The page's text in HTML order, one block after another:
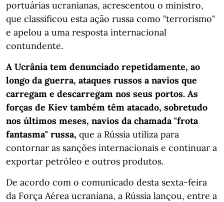
portuárias ucranianas, acrescentou o ministro,
que classificou esta ação russa como "terrorismo"
e apelou a uma resposta internacional
contundente.
A Ucrânia tem denunciado repetidamente, ao
longo da guerra, ataques russos a navios que
carregam e descarregam nos seus portos. As
forças de Kiev também têm atacado, sobretudo
nos últimos meses, navios da chamada "frota
fantasma" russa, que a Rússia utiliza para
contornar as sanções internacionais e continuar a
exportar petróleo e outros produtos.
De acordo com o comunicado desta sexta-feira
da Força Aérea ucraniana, a Rússia lançou, entre a